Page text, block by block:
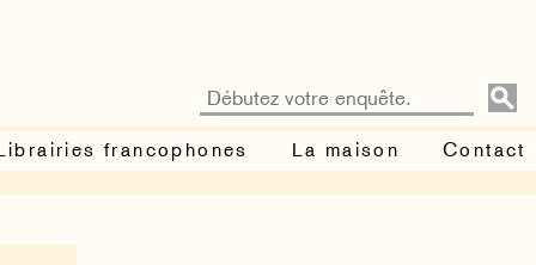
francophones La maison Contact